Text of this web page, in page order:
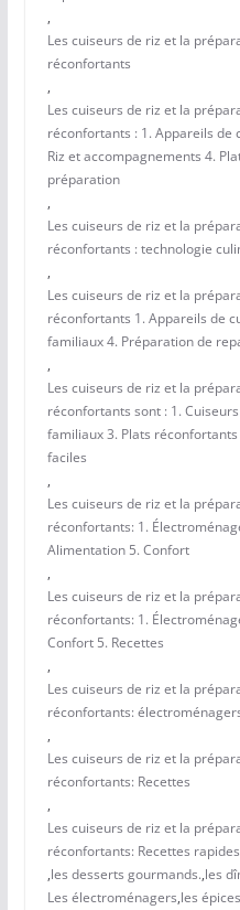
,
Les cuiseurs de riz et la
réconfortants
,
Les cuiseurs de riz et la
réconfortants : 1. Appareils de
Riz et accompagnements 4.
préparation
,
Les cuiseurs de riz et la
réconfortants : technologie
,
Les cuiseurs de riz et la
réconfortants 1. Appareils de
familiaux 4. Préparation de
,
Les cuiseurs de riz et la
réconfortants sont : 1.
familiaux 3. Plats
faciles
,
Les cuiseurs de riz et la
réconfortants: 1.
Alimentation 5. Confort
,
Les cuiseurs de riz et la
réconfortants: 1.
Confort 5. Recettes
,
Les cuiseurs de riz et la
réconfortants:
,
Les cuiseurs de riz et la
réconfortants: Recettes
,
Les cuiseurs de riz et la
réconfortants: Recettes rapides
,les desserts gourmands.,les
Les électroménagers,les